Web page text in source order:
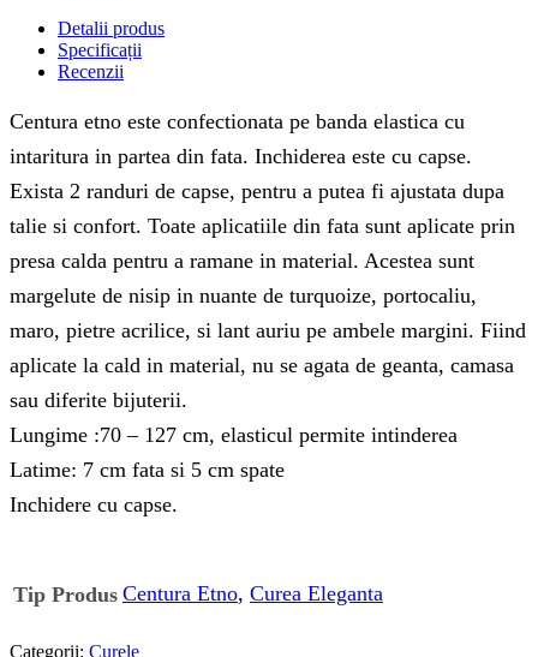
Detalii produs
Specificații
Recenzii
Centura etno este confectionata pe banda elastica cu
intaritura in partea din fata. Inchiderea este cu capse.
Exista 2 randuri de capse, pentru a putea fi ajustata dupa
talie si confort. Toate aplicatiile din fata sunt aplicate prin
presa calda pentru a ramane in material. Acestea sunt
margelute de nisip in nuante de turquoize, portocaliu,
maro, pietre acrilice, si lant auriu pe ambele margini. Fiind
aplicate la cald in material, nu se agata de geanta, camasa
sau diferite bijuterii.
Lungime :70 – 127 cm, elasticul permite intinderea
Latime: 7 cm fata si 5 cm spate
Inchidere cu capse.
Tip Produs Centura Etno, Curea Eleganta
Categorii: Curele